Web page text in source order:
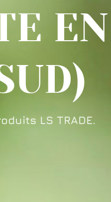
EN
LS TRADE.